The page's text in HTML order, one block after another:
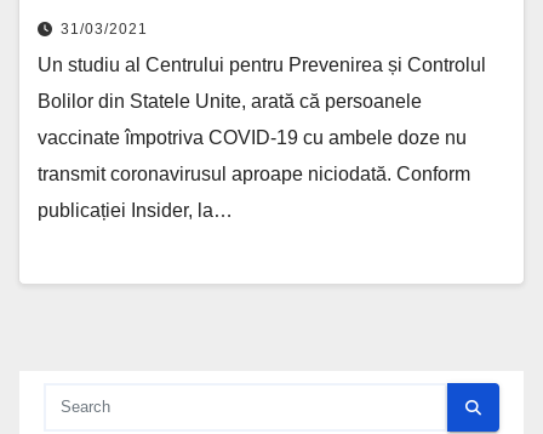
31/03/2021
Un studiu al Centrului pentru Prevenirea și Controlul
Bolilor din Statele Unite, arată că persoanele
vaccinate împotriva COVID-19 cu ambele doze nu
transmit coronavirusul aproape niciodată. Conform
publicației Insider, la…